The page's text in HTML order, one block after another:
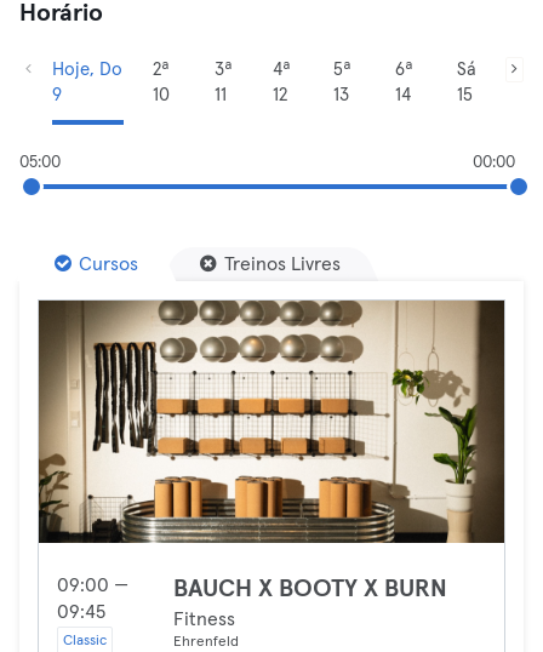
Horário
Hoje, Do
9
2ª
10
3ª
11
4ª
12
5ª
13
6ª
14
Sá
15
05:00 00:00
Cursos Treinos Livres
09:00 —
09:45
Classic
BAUCH X BOOTY X BURN
Fitness
Ehrenfeld